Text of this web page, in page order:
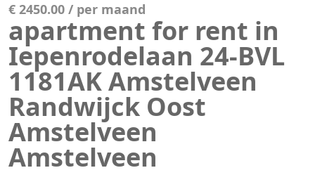
€ 2450.00 / per maand
apartment for rent in
Iepenrodelaan 24-BVL
1181AK Amstelveen
Randwijck Oost
Amstelveen
Amstelveen